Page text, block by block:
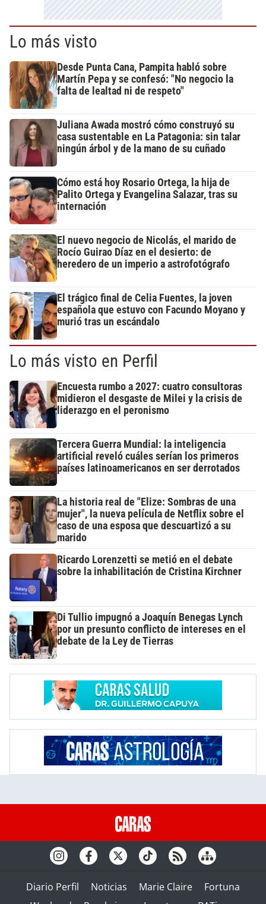
Lo más visto
Desde Punta Cana, Pampita habló sobre
Martín Pepa y se confesó: "No negocio la
falta de lealtad ni de respeto"
Juliana Awada mostró cómo construyó su
casa sustentable en La Patagonia: sin talar
ningún árbol y de la mano de su cuñado
Cómo está hoy Rosario Ortega, la hija de
Palito Ortega y Evangelina Salazar, tras su
internación
El nuevo negocio de Nicolás, el marido de
Rocío Guirao Díaz en el desierto: de
heredero de un imperio a astrofotógrafo
El trágico final de Celia Fuentes, la joven
española que estuvo con Facundo Moyano y
murió tras un escándalo
Lo más visto en Perfil
Encuesta rumbo a 2027: cuatro consultoras
midieron el desgaste de Milei y la crisis de
liderazgo en el peronismo
Tercera Guerra Mundial: la inteligencia
artificial reveló cuáles serían los primeros
países latinoamericanos en ser derrotados
La historia real de "Elize: Sombras de una
mujer", la nueva película de Netflix sobre el
caso de una esposa que descuartizó a su
marido
Ricardo Lorenzetti se metió en el debate
sobre la inhabilitación de Cristina Kirchner
Di Tullio impugnó a Joaquín Benegas Lynch
por un presunto conflicto de intereses en el
debate de la Ley de Tierras
Diario Perfil Noticias Marie Claire
Fortuna